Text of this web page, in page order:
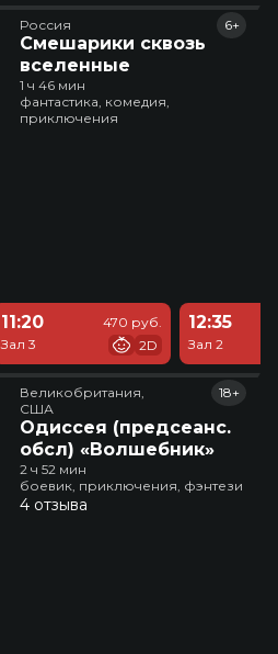
Россия
Смешарики сквозь
вселенные
6+
1 ч 46 мин
фантастика, комедия,
приключения
11:20
Зал 3
470 руб.
2D
12:35
Зал 2
Великобритания,
США
Одиссея (предсеанс.
обсл) «Волшебник»
18+
2 ч 52 мин
боевик, приключения, фэнтези
4 отзыва